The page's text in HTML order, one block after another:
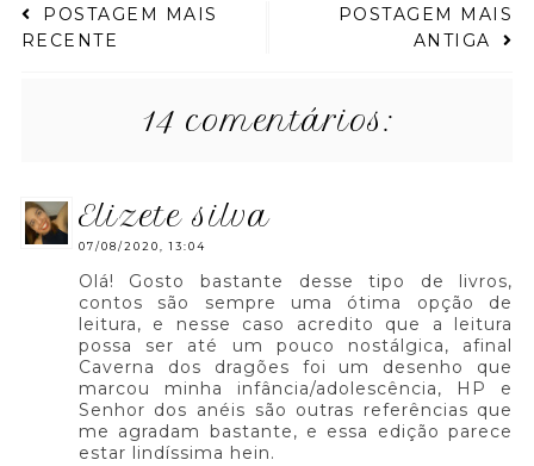
POSTAGEM MAIS
RECENTE
POSTAGEM MAIS
ANTIGA
14 comentários:
elizete silva
07/08/2020, 13:04
Olá! Gosto bastante desse tipo de livros,
contos são sempre uma ótima opção de
leitura, e nesse caso acredito que a leitura
possa ser até um pouco nostálgica, afinal
Caverna dos dragões foi um desenho que
marcou minha infância/adolescência, HP e
Senhor dos anéis são outras referências que
me agradam bastante, e essa edição parece
estar lindíssima hein.